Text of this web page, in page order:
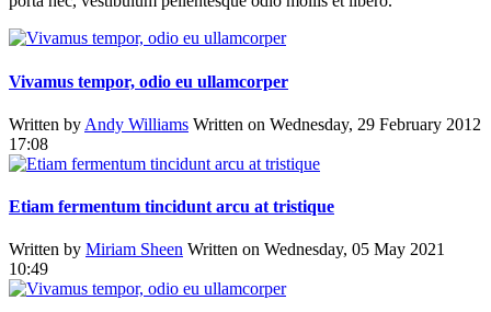
Vivamus tempor, odio eu ullamcorper
Written by Andy Williams Written on Wednesday, 29 February 2012
17:08
Etiam fermentum tincidunt arcu at tristique
Written by Miriam Sheen Written on Wednesday, 05 May 2021
10:49